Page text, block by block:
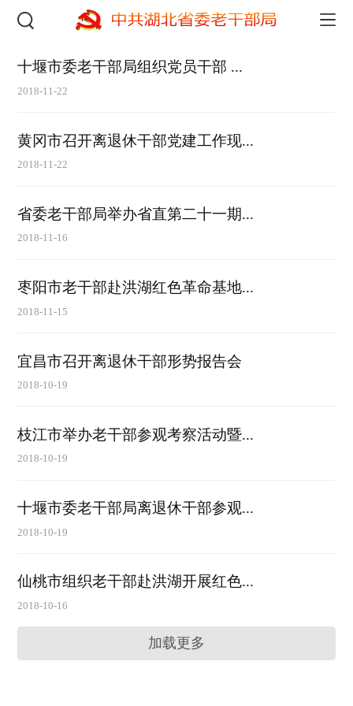
十堰市委老干部局组织党员干部 ...
2018-11-22
黄冈市召开离退休干部党建工作现...
2018-11-22
省委老干部局举办省直第二十一期...
2018-11-16
枣阳市老干部赴洪湖红色革命基地...
2018-11-15
宜昌市召开离退休干部形势报告会
2018-10-19
枝江市举办老干部参观考察活动暨...
2018-10-19
十堰市委老干部局离退休干部参观...
2018-10-19
仙桃市组织老干部赴洪湖开展红色...
2018-10-16
加载更多